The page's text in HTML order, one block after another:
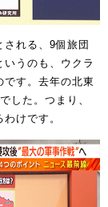
れる、9個旅団
うのも、ウクラ
す。去年の北東
した。つまり、
けです。